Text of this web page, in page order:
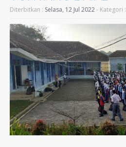
Diterbitkan : Selasa, 12 Jul 2022- Kategori :